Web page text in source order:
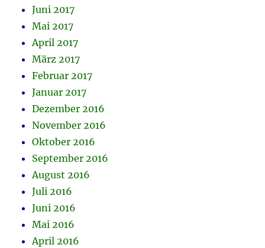
Juni 2017
Mai 2017
April 2017
März 2017
Februar 2017
Januar 2017
Dezember 2016
November 2016
Oktober 2016
September 2016
August 2016
Juli 2016
Juni 2016
Mai 2016
April 2016